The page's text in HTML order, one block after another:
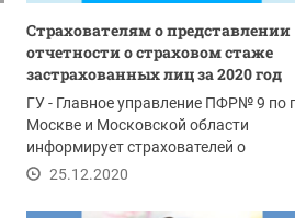
Страхователям о представлении
отчетности о страховом стаже
застрахованных лиц за 2020 год
ГУ - Главное управление ПФР№ 9 по
Москве и Московской области
информирует страхователей о
приближении отчетной...
25.12.2020